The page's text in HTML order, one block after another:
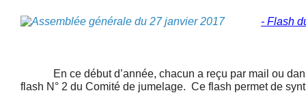
- Flash
En ce début d’année, chacun a reçu par mail ou
flash N° 2 du Comité de jumelage. Ce flash permet de